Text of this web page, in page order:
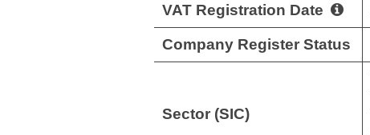
VAT Registration Date
Company Register Status
Sector (SIC)